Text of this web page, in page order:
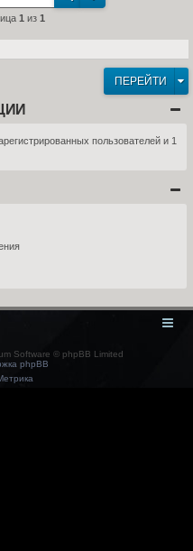
1 из 1
ПЕРЕЙТИ
пользователей и 1
Software © phpBB Limited
phpBB